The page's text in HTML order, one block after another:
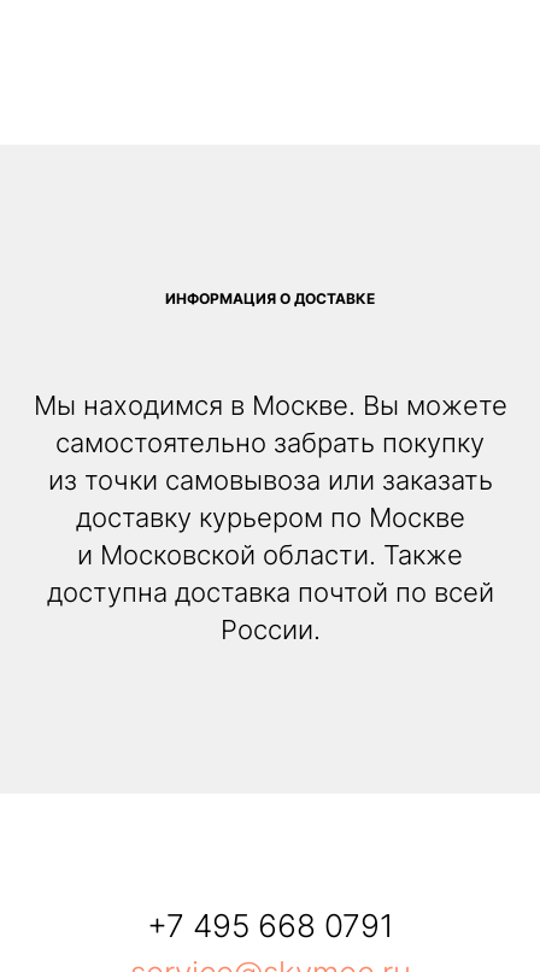
ИНФОРМАЦИЯ О ДОСТАВКЕ
Мы находимся в Москве. Вы можете
самостоятельно забрать покупку
из точки самовывоза или заказать
доставку курьером по Москве
и Московской области. Также
доступна доставка почтой по всей
России.
+7 495 668 0791